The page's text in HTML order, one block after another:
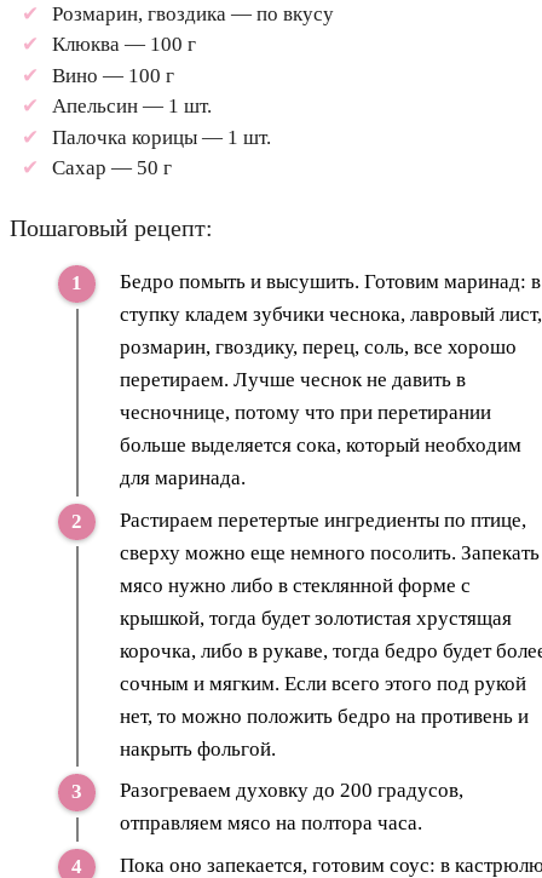
Розмарин, гвоздика — по вкусу
Клюква — 100 г
Вино — 100 г
Апельсин — 1 шт.
Палочка корицы — 1 шт.
Сахар — 50 г
Пошаговый рецепт:
Бедро помыть и высушить. Готовим маринад: в
ступку кладем зубчики чеснока, лавровый лист,
розмарин, гвоздику, перец, соль, все хорошо
перетираем. Лучше чеснок не давить в
чесночнице, потому что при перетирании
больше выделяется сока, который необходим
для маринада.
Растираем перетертые ингредиенты по птице,
сверху можно еще немного посолить. Запекать
мясо нужно либо в стеклянной форме с
крышкой, тогда будет золотистая хрустящая
корочка, либо в рукаве, тогда бедро будет
сочным и мягким. Если всего этого под рукой
нет, то можно положить бедро на противень и
накрыть фольгой.
Разогреваем духовку до 200 градусов,
отправляем мясо на полтора часа.
Пока оно запекается, готовим соус: в